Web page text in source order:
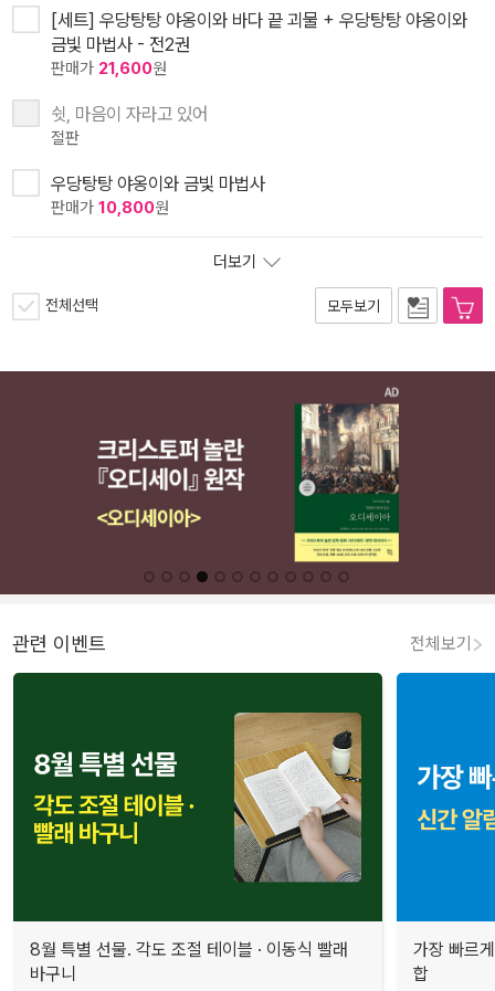
[세트] 우당탕탕 야옹이와 바다 끝 괴물 + 우당탕탕 야옹이와
금빛 마법사 - 전2권
판매가 21,600원
쉿, 마음이 자라고 있어
절판
우당탕탕 야옹이와 금빛 마법사
판매가 10,800원
더보기
전체선택 모두보기
관련 이벤트 전체보기
8월 특별 선물. 각도 조절 테이블 · 이동식 빨래
바구니
가장 빠르
합